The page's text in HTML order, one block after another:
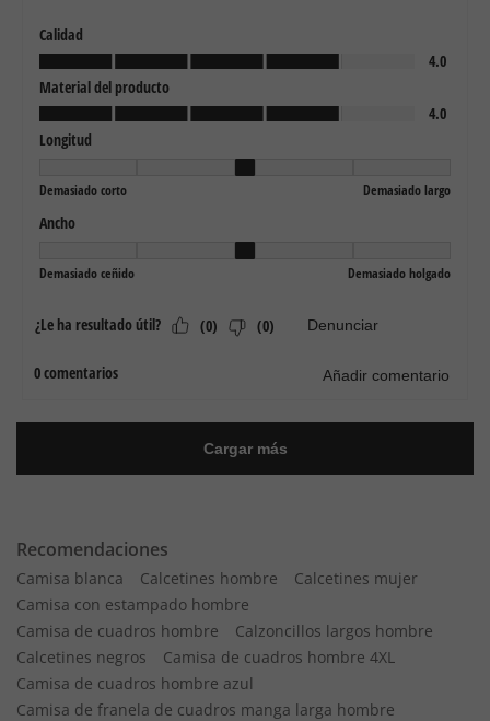
Recomendaciones
Camisa blanca Calcetines hombre
Calcetines mujer
Camisa con estampado hombre
Camisa de cuadros hombre
Calzoncillos largos hombre
Calcetines negros
Camisa de cuadros hombre 4XL
Camisa de cuadros hombre azul
Camisa de franela de cuadros manga larga hombre